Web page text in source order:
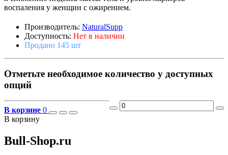
воспаления у женщин с ожирением.
Производитель: NaturalSupp
Доступность: Нет в наличии
Продано 145 шт
Отметьте необходимое количество у доступных
опций
В корзине 0
В корзину
Bull-Shop.ru